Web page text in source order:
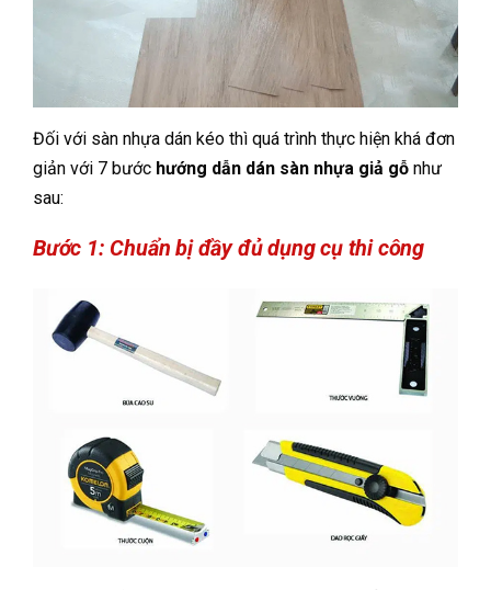
Đối với sàn nhựa dán kéo thì quá trình thực hiện khá đơn
giản với 7 bước hướng dẫn dán sàn nhựa giả gỗ như
sau:
Bước 1: Chuẩn bị đầy đủ dụng cụ thi công